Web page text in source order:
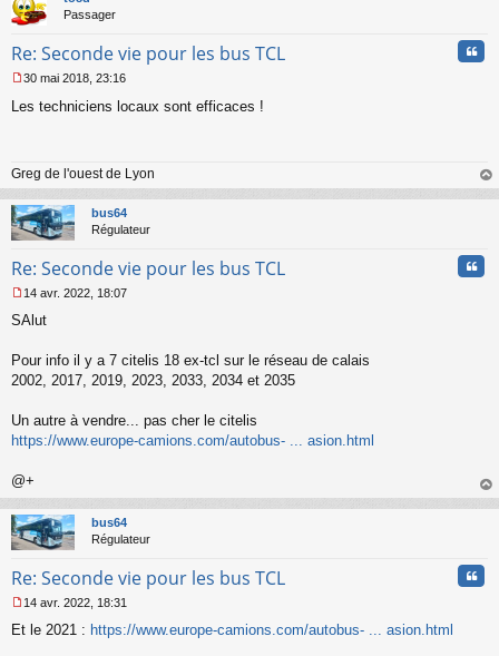
n
l
Passager
Re: Seconde vie pour les bus TCL
e
g
e
n
o
n
u
30 mai 2018, 23:16
Les techniciens locaux sont efficaces !
Greg de l'ouest de Lyon
au
bus64
Régulateur
Re: Seconde vie pour les bus TCL
e
s
a
g
n
o
u
14 avr. 2022, 18:07
SAlut
Pour info il y a 7 citelis 18 ex-tcl sur le réseau de calais
2002, 2017, 2019, 2023, 2033, 2034 et 2035
Un autre à vendre... pas cher le citelis
https://www.europe-camions.com/autobus- ... asion.html
@+
au
bus64
Régulateur
Re: Seconde vie pour les bus TCL
e
14 avr. 2022, 18:31
Et le 2021 : https://www.europe-camions.com/autobus- ... asion.html